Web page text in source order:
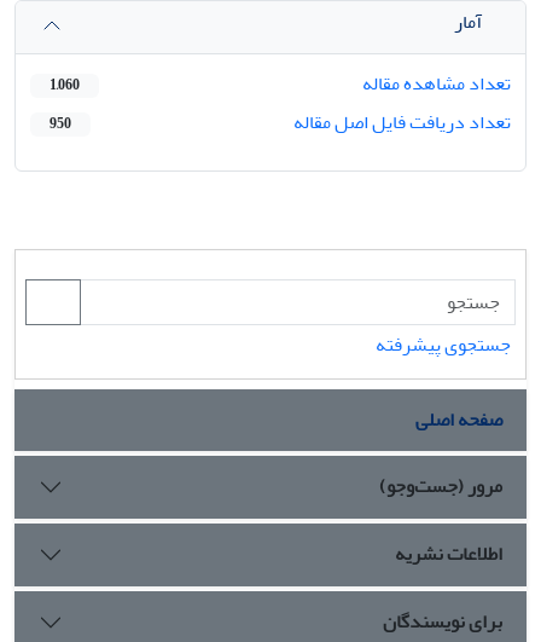
آمار
تعداد مشاهده مقاله
1,060
تعداد دریافت فایل اصل مقاله 950
جستجوی پیشرفته
صفحه اصلی
مرور (جست‌وجو)
اطلاعات نشریه
برای نویسندگان